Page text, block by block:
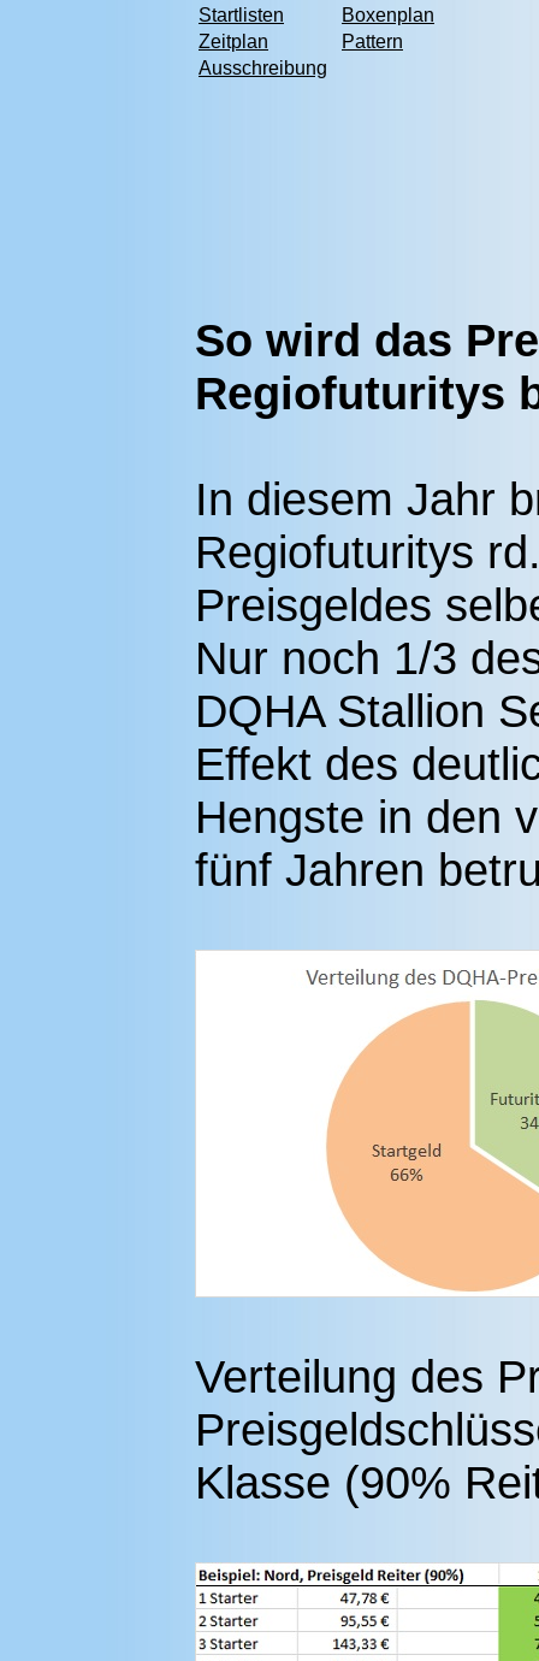
Startlisten
Boxenplan
Zeitplan
Pattern
Ausschreibung
So wird das
Regiofuturitys
In diesem Jahr
Regiofuturitys
Preisgeldes
Nur noch 1/3
DQHA Stallion
Effekt des
Hengste in den
fünf Jahren
Verteilung des
Klasse (90%